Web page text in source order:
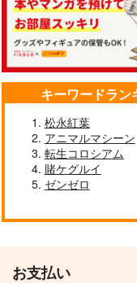
キーワードラ
松永紅葉
アニマルマシーン
転生コロシアム
賭ケグルイ
ゼンゼロ
お支払い